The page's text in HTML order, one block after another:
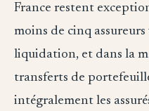
France restent
moins de cinq
liquidation, et dans la
transferts de
intégralement les